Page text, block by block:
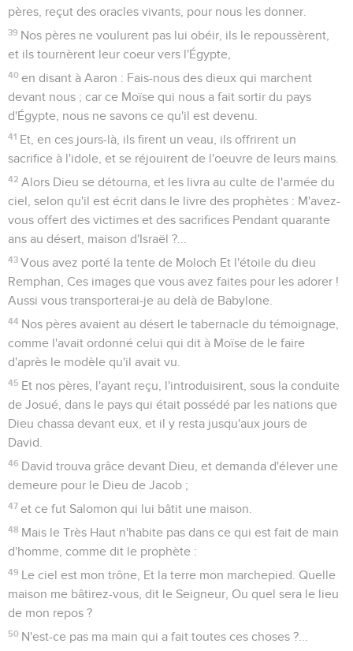
pères, reçut des oracles vivants, pour nous les donner.
39 Nos pères ne voulurent pas lui obéir, ils le repoussèrent,
et ils tournèrent leur coeur vers l'Égypte,
40 en disant à Aaron : Fais-nous des dieux qui marchent
devant nous ; car ce Moïse qui nous a fait sortir du pays
d'Égypte, nous ne savons ce qu'il est devenu.
41 Et, en ces jours-là, ils firent un veau, ils offrirent un
sacrifice à l'idole, et se réjouirent de l'oeuvre de leurs mains.
42 Alors Dieu se détourna, et les livra au culte de l'armée du
ciel, selon qu'il est écrit dans le livre des prophètes : M'avez-
vous offert des victimes et des sacrifices Pendant quarante
ans au désert, maison d'Israël ?...
43 Vous avez porté la tente de Moloch Et l'étoile du dieu
Remphan, Ces images que vous avez faites pour les adorer !
Aussi vous transporterai-je au delà de Babylone.
44 Nos pères avaient au désert le tabernacle du témoignage,
comme l'avait ordonné celui qui dit à Moïse de le faire
d'après le modèle qu'il avait vu.
45 Et nos pères, l'ayant reçu, l'introduisirent, sous la conduite
de Josué, dans le pays qui était possédé par les nations que
Dieu chassa devant eux, et il y resta jusqu'aux jours de
David.
46 David trouva grâce devant Dieu, et demanda d'élever une
demeure pour le Dieu de Jacob ;
47 et ce fut Salomon qui lui bâtit une maison.
48 Mais le Très Haut n'habite pas dans ce qui est fait de main
d'homme, comme dit le prophète :
49 Le ciel est mon trône, Et la terre mon marchepied. Quelle
maison me bâtirez-vous, dit le Seigneur, Ou quel sera le lieu
de mon repos ?
50 N'est-ce pas ma main qui a fait toutes ces choses ?...